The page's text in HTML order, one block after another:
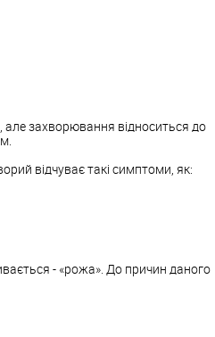
але захворювання відноситься до
відчуває такі симптоми, як:
- «рожа». До причин даного